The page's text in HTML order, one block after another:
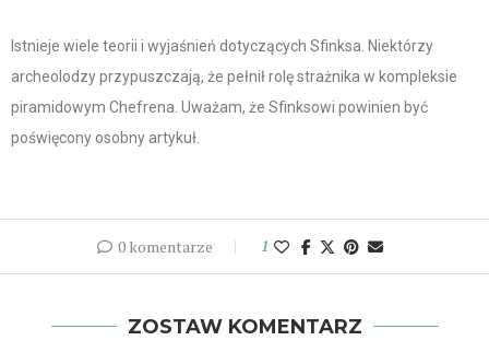
Istnieje wiele teorii i wyjaśnień dotyczących Sfinksa. Niektórzy
archeolodzy przypuszczają, że pełnił rolę strażnika w kompleksie
piramidowym Chefrena. Uważam, że Sfinksowi powinien być
poświęcony osobny artykuł.
0 komentarze 1
ZOSTAW KOMENTARZ